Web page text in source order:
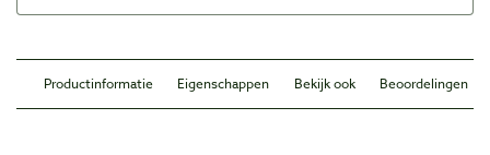
Productinformatie Eigenschappen Bekijk ook Beoordelingen